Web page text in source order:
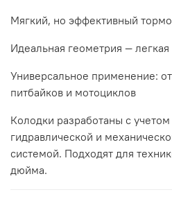
Мягкий, но эффективный
Идеальная геометрия —
Универсальное применение:
питбайков и мотоциклов
Колодки разработаны с
гидравлической и
системой. Подходят для
дюйма.